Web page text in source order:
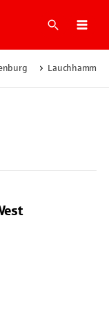
Suche
Lauchhammer